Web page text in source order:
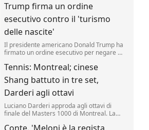
riporta una fonte militare.
Trump firma un ordine
esecutivo contro il 'turismo
delle nascite'
Il presidente americano Donald Trump ha
firmato un ordine esecutivo per negare la
Uniti nell'ambito del cosiddetto 'turismo
delle nascite'. Lo ha annunciato il tycoon,
incontrando i media nello Studio Ovale. .
Tennis: Montreal; cinese
Shang battuto in tre set,
Darderi agli ottavi
Luciano Darderi approda agli ottavi di
finale del Masters 1000 di Montreal. La